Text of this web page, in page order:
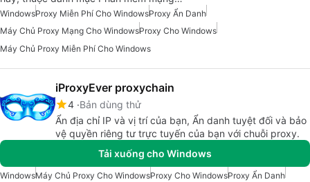
WindowsProxy Miễn Phí Cho WindowsProxy Ẩn Danh
Máy Chủ Proxy Mạng Cho WindowsProxy Cho Windows
Máy Chủ Proxy Miễn Phí Cho Windows
iProxyEver proxychain
4 Bản dùng thử
Ẩn địa chỉ IP và vị trí của bạn, Ẩn danh tuyệt đối và bảo
vệ quyền riêng tư trực tuyến của bạn với chuỗi proxy.
Tải xuống cho Windows
WindowsMáy Chủ Proxy Cho WindowsProxy Cho WindowsProxy Ẩn Danh